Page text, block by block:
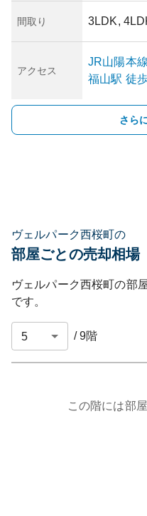
間取り 3LDK,
アクセス
JR山陽本
福山駅 徒
さら
ヴェルパーク西桜町の
部屋ごとの売却相場
ヴェルパーク西桜町の部
です。
/9階
この階には部